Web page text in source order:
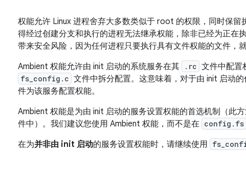
权能允许 Linux 进程舍弃大多数类似于 root 的权限，同时保
得经过创建分支和执行的进程无法继承权能，除非已经为正在
带来安全风险，因为任何进程只要执行具有文件权能的文件，
Ambient 权能允许由 init 启动的系统服务在其
.rc 文件中配置
fs_config.c 文件中拆分配置。这意味着，对于由 init 启动
件为该服务配置权能。
Ambient 权能是为由 init 启动的服务设置权能的首选机制（此
件中）。我们建议您使用 Ambient 权能，而不是在 config.fs
在为并非由 init 启动的服务设置权能时，请继续使用